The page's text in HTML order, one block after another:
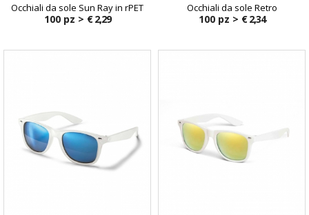
Occhiali da sole Sun Ray in rPET
100 pz > € 2,29
Occhiali da sole Retro
100 pz > € 2,34